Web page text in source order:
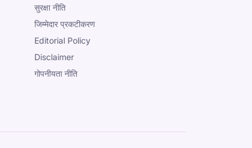
सुरक्षा नीति
जिम्मेदार प्रकटीकरण
Editorial Policy
Disclaimer
गोपनीयता नीति